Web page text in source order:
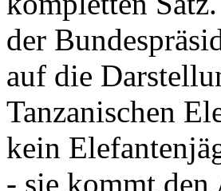
der
auf die
Tanzanischen
kein
- sie kommt den